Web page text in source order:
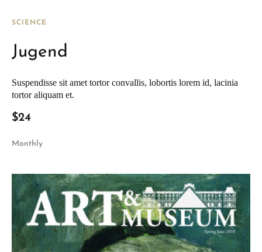
SCIENCE
Jugend
Suspendisse sit amet tortor convallis, lobortis lorem id, lacinia
tortor aliquam et.
$24
Monthly